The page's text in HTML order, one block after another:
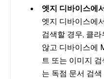
엣지 디바이스에
엣지 디바이스에
검색할 경우, 클
않고 디바이스에
트 또는 이미지
는 독점 문서 검